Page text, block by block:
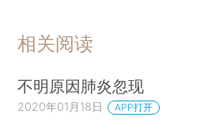
相关阅读
不明原因肺炎忽现
2020年01月18日 APP打开